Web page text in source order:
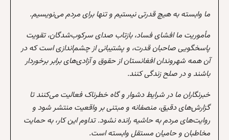
ما وابسته به هیچ قدرتی نیستیم و تنها برای مردم می‌نویسیم.
مأموریت ما افشای فساد، بازتاب صدای سرکوب‌شدگان، تقویت
پاسخگویی صاحبان قدرت، و پشتیبانی از چشم‌اندازی است که در
آن همه شهروندان افغانستان از حقوق و آزادی‌های برابر برخوردار
باشند و در صلح زندگی کنند.
خبرنگاران ما در شرایط دشوار و گاه خطرناک فعالیت می‌کنند تا
گزارش‌های دقیق، منصفانه و مبتنی بر واقعیت منتشر شود و
روایت‌های مردم به حاشیه رانده نشود. تداوم این کار، به حمایت
مخاطبان و حامیان مستقل وابسته است.